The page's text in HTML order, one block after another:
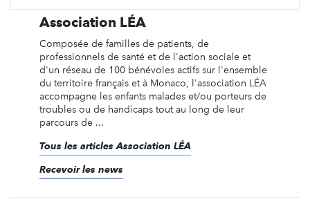
Association LÉA
Composée de familles de patients, de
professionnels de santé et de l'action sociale et
d'un réseau de 100 bénévoles actifs sur l'ensemble
du territoire français et à Monaco, l'association LÉA
accompagne les enfants malades et/ou porteurs de
troubles ou de handicaps tout au long de leur
parcours de ...
Tous les articles Association LÉA
Recevoir les news